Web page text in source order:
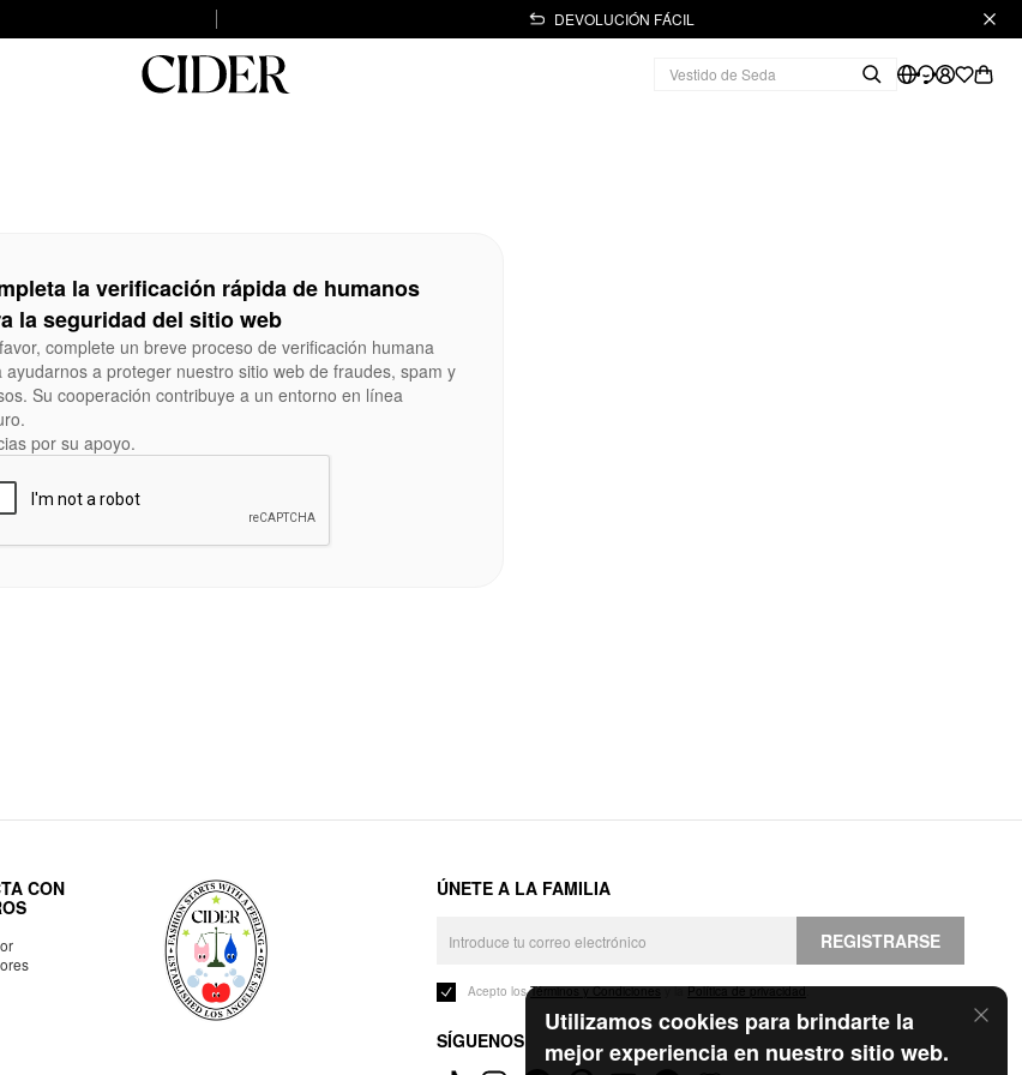
DEVOLUCIÓN FÁCIL
Utilizamos cookies para brindarte la
mejor experiencia en nuestro sitio web.
la verificación rápida de humanos
la seguridad del sitio web
complete un breve proceso de verificación humana
ayudarnos a proteger nuestro sitio web de fraudes, spam y
Su cooperación contribuye a un entorno en línea
por su apoyo.
CON
ÚNETE A LA FAMILIA
REGISTRARSE
Acepto losTérminos y Condicionesy laPolítica de privacidad.
SÍGUENOS